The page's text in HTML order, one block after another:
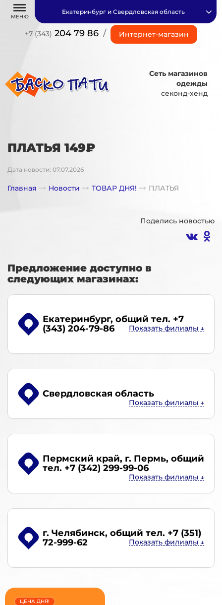
МЕНЮ
+7 (343) 204 79 86 / Интернет-магазин
Екатеринбург и Свердловская область
Сеть магазинов
одежды
секонд-хенд
ПЛАТЬЯ 149₽
Дата новости: 07.07.2026
Главная Новости ТОВАР ДНЯ! ПЛАТЬЯ
Поделись новостью
Предложение доступно в
следующих магазинах:
Екатеринбург, общий тел. +7
(343) 204-79-86
Свердловская область
Пермский край, г. Пермь, общий
тел. +7 (342) 299-99-06
г. Челябинск, общий тел. +7 (351)
72-999-62
ЦЕНА ДНЯ!